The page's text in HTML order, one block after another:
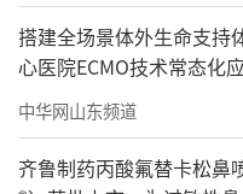
搭建全场景体外生命支持
心医院ECMO技术常态化
命安全
中华网山东频道
齐鲁制药丙酸氟替卡松鼻